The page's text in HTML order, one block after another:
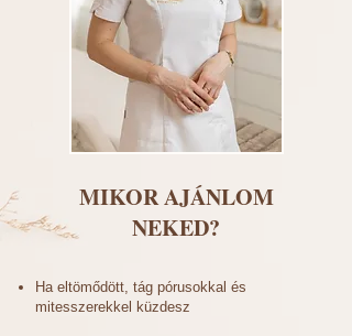
MIKOR AJÁNLOM
NEKED?
Ha eltömődött, tág pórusokkal és
mitesszerekkel küzdesz